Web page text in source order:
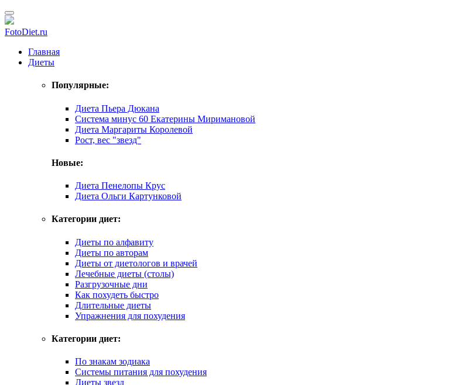
FotoDiet.ru
Главная
Диеты
Популярные:
Диета Пьера Дюкана
Система минус 60 Екатерины Миримановой
Диета Маргариты Королевой
Рост, вес "звезд"
Новые:
Диета Пенелопы Крус
Диета Ольги Картунковой
Категории диет:
Диеты по алфавиту
Диеты по авторам
Диеты от диетологов и врачей
Лечебные диеты (столы)
Разгрузочные дни
Как похудеть быстро
Длительные диеты
Упражнения для похудения
Категории диет:
По знакам зодиака
Системы питания для похудения
Диеты звезд